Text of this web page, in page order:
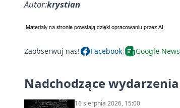
Autor:krystian
Zaobserwuj nas! Facebook Google News
Nadchodzące wydarzenia
16 sierpnia 2026, 15:00